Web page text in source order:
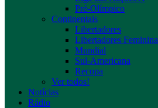
Pré-Olímpico
Continentais
Libertadores
Libertadores Feminina
Mundial
Sul-Americana
Recopa
Ver todos!
Notícias
Rádio